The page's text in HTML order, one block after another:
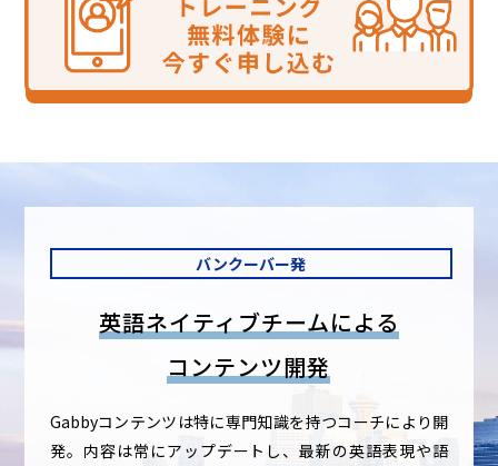
バンクーバー発
英語ネイティブチームによる
コンテンツ開発
Gabbyコンテンツは特に専門知識を持つコーチにより開
発。 内容は常にアップデートし、最新の英語表現や語